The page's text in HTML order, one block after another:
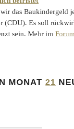
das Baukindergeld
(CDU). Es soll
sein. Mehr im
MONAT21